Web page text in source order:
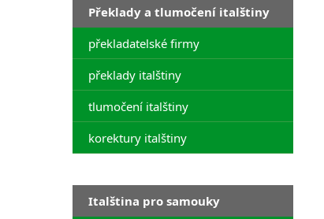
Překlady a tlumočení italštiny
překladatelské firmy
překlady italštiny
tlumočení italštiny
korektury italštiny
Italština pro samouky